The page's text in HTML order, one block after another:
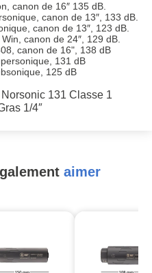
canon de 16″ 135 dB.
canon de 13″, 133 dB.
canon de 13″, 123 dB.
canon de 24″, 129 dB.
canon de 16", 138 dB
131 dB
125 dB
131 Classe 1
1/4″
aimer